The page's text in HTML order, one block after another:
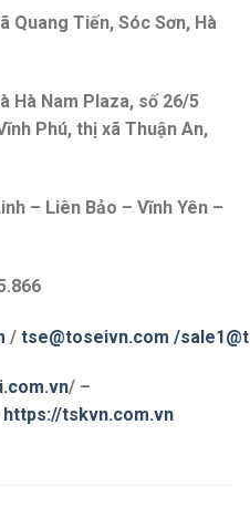
Quang Tiến, Sóc Sơn, Hà
Hà Nam Plaza, số 26/5
Phú, thị xã Thuận An,
– Liên Bảo – Vĩnh Yên –
/ tse@toseivn.com /
/ –
https://tskvn.com.vn